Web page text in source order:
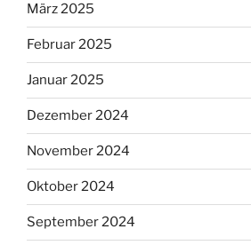
März 2025
Februar 2025
Januar 2025
Dezember 2024
November 2024
Oktober 2024
September 2024